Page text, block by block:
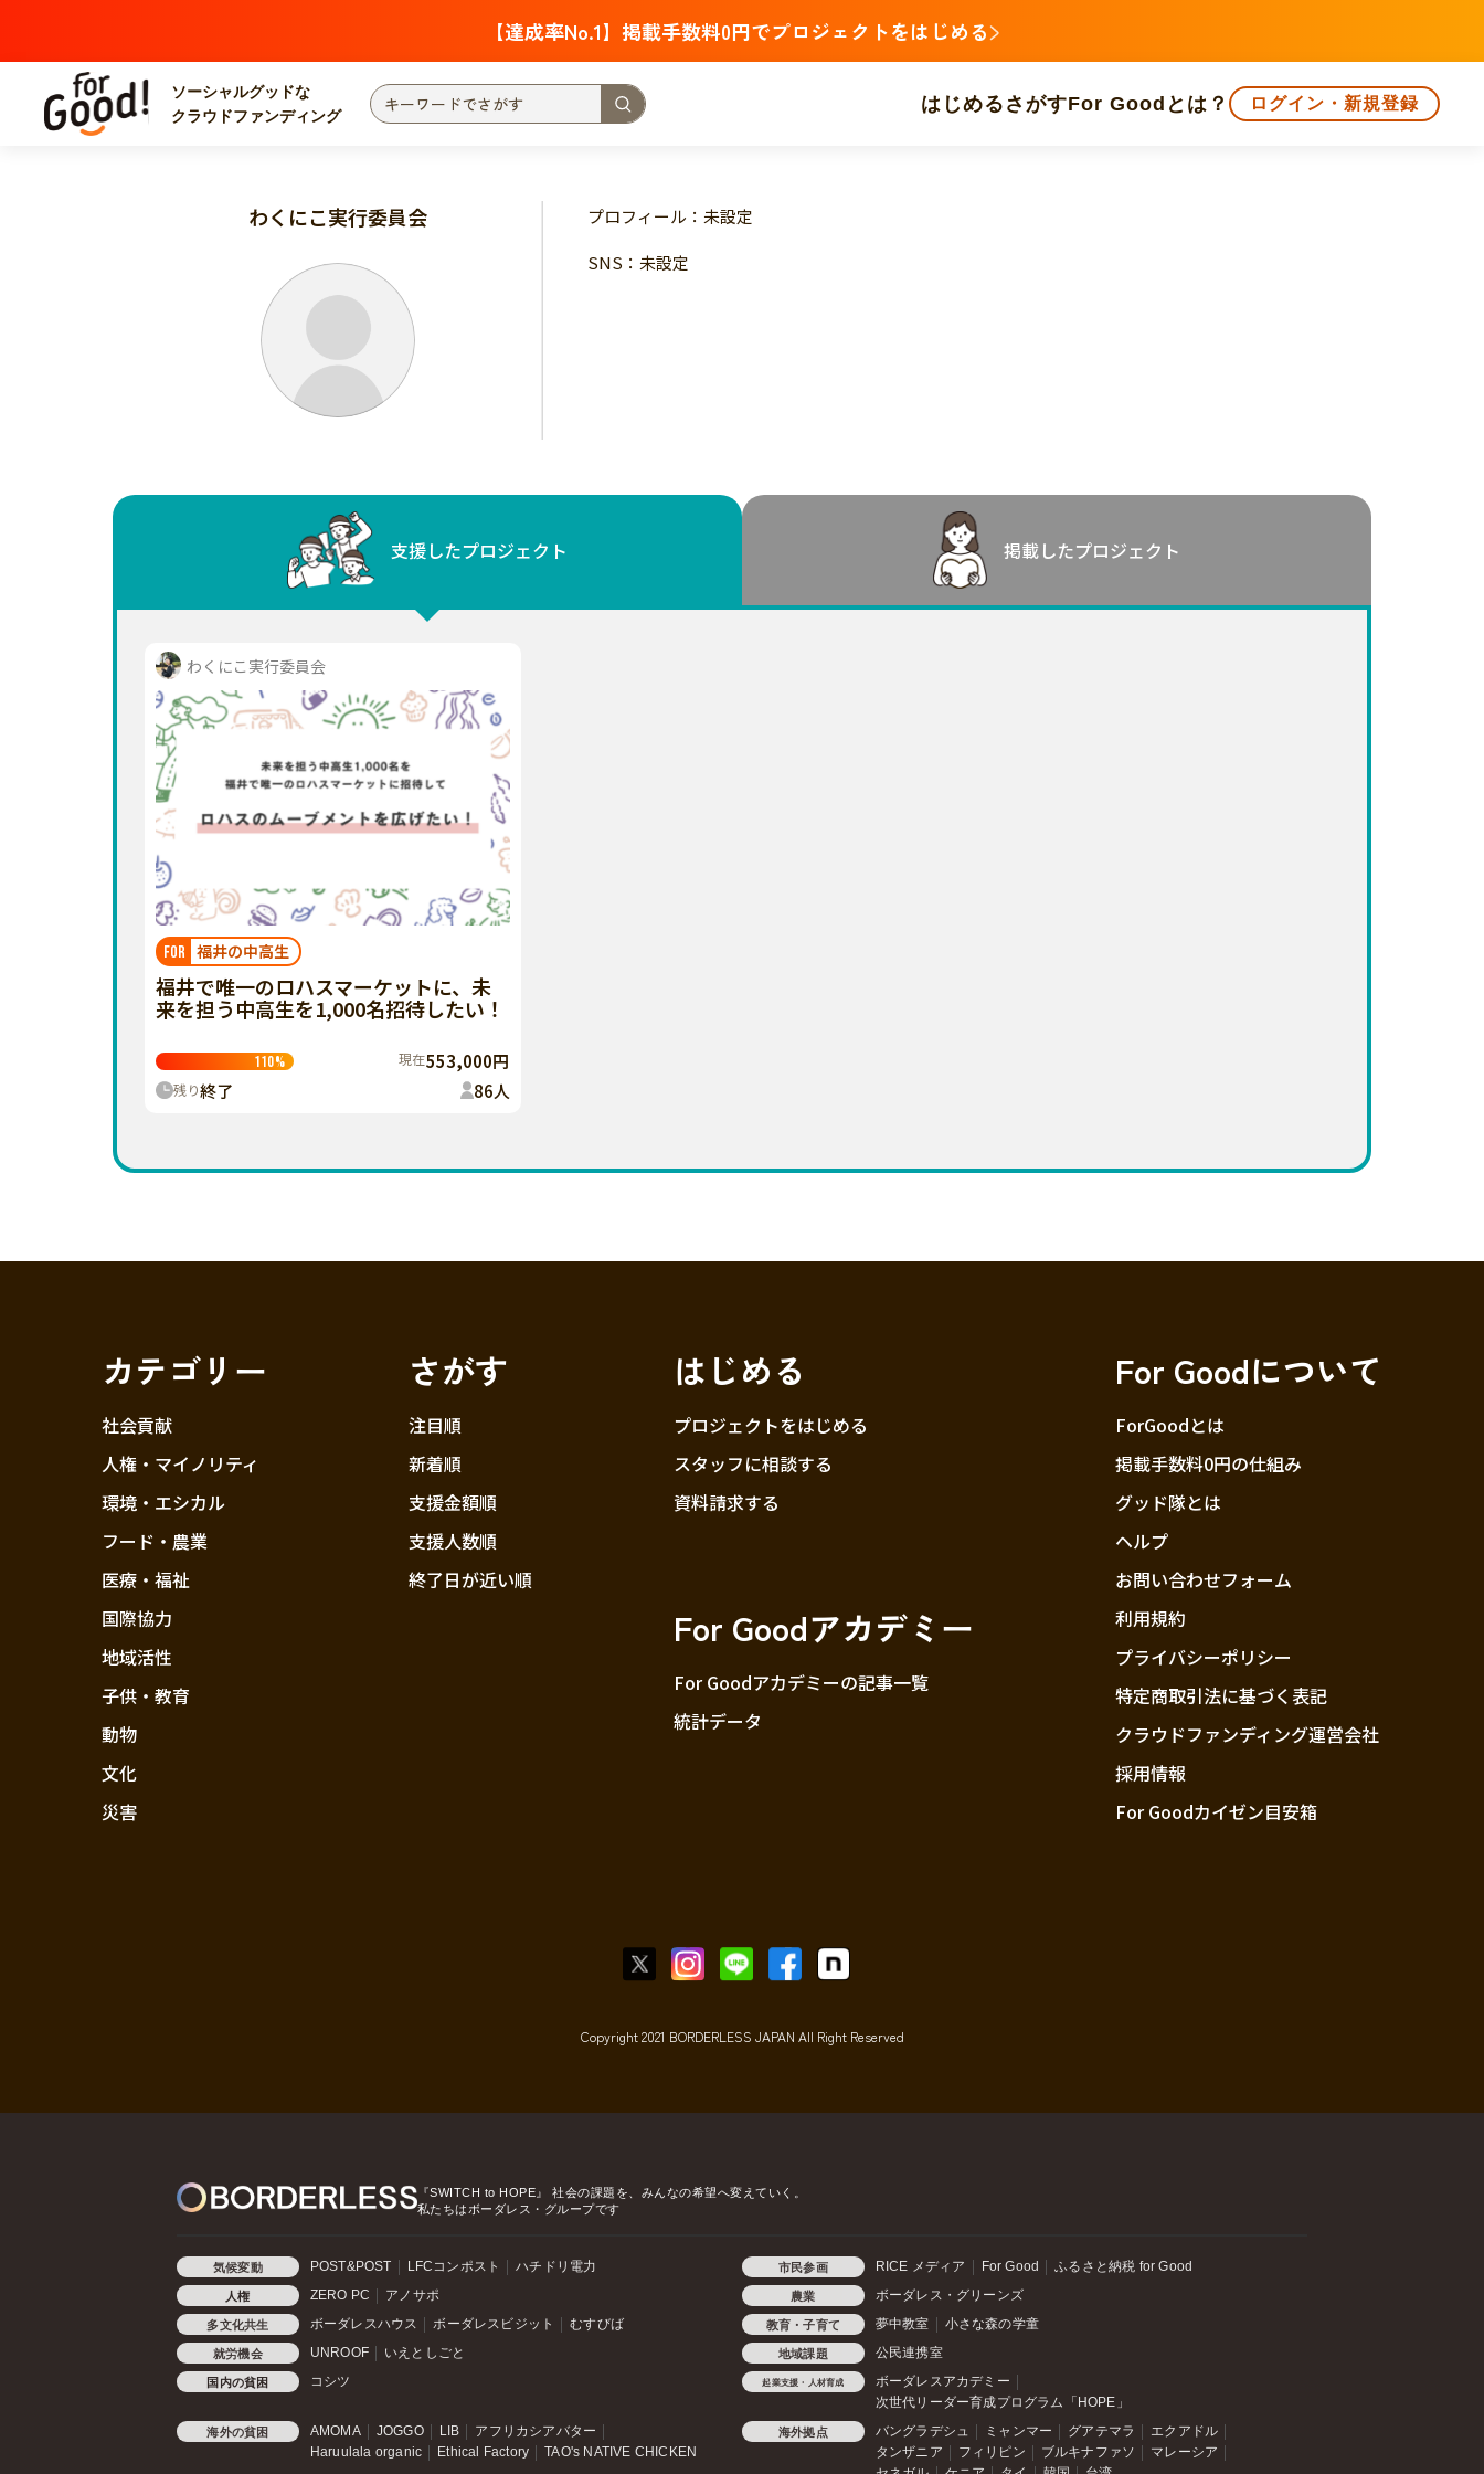
【達成率No.1】掲載手数料0円でプロジェクトをはじめる
ソーシャルグッドな
クラウドファンディング
はじめる さがすFor Goodとは？ ログイン・新規登録
注目 新着 支援金額が多い 支援人数が多い
国際協力 子ども・教育
災害
北海道・東北
関東
新潟
中国
四国
九州・沖縄 福岡 佐賀 長崎 熊本 大分 宮崎 鹿児島 沖縄
わくにこ実行委員会
プロフィール：未設定
SNS：未設定
支援したプロジェクト 掲載したプロジェクト
わくにこ実行委員会
FOR 福井の中高生
福井で唯一のロハスマーケットに、未
来を担う中高生を1,000名招待したい！
110% 現在553,000円
残り終了 86人
カテゴリー
社会貢献
人権・マイノリティ
環境・エシカル
フード・農業
医療・福祉
国際協力
地域活性
子供・教育
動物
文化
災害
さがす
注目順
新着順
支援金額順
支援人数順
終了日が近い順
はじめる
プロジェクトをはじめる
スタッフに相談する
資料請求する
For Goodアカデミー
For Goodアカデミーの記事一覧
統計データ
For Goodについて
ForGoodとは
掲載手数料0円の仕組み
グッド隊とは
ヘルプ
お問い合わせフォーム
利用規約
プライバシーポリシー
特定商取引法に基づく表記
クラウドファンディング運営会社
採用情報
For Goodカイゼン目安箱
Copyright 2021 BORDERLESS JAPAN All Right Reserved
『SWITCH to HOPE』
社会の課題を、みんなの希望へ変えていく。
私たちはボーダレス・グループです
気候変動 POST&POST LFCコンポスト ハチドリ電力 市民参画 RICE メディア For Good ふるさと納税 for Good
人権 ZERO PC アノサポ 農業 ボーダレス・グリーンズ
多文化共生 ボーダレスハウス ボーダレスビジット むすびば 教育・子育て 夢中教室 小さな森の学童
就労機会 UNROOF いえとしごと 地域課題 公民連携室
国内の貧困 コシツ 起業支援・人材育成
ボーダレスアカデミー
次世代リーダー育成プログラム「HOPE」
海外の貧困 AMOMA JOGGO LIB
アフリカシアバター
Haruulala organic
Ethical Factory TAO's NATIVE CHICKEN
海外拠点 バングラデシュ ミャンマー グアテマラ
エクアドル
タンザニア
フィリピン ブルキナファソ
マレーシア